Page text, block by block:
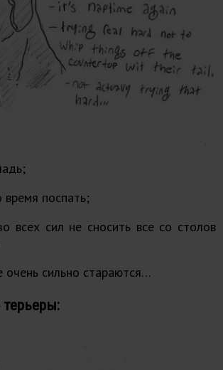
поспать;
всех сил не сносить все со столов
сильно стараются…